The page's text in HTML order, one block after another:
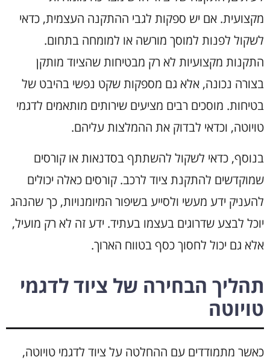
מקצועית. אם יש ספקות לגבי ההתקנה העצמית, כדאי
לשקול לפנות למוסך מורשה או למומחה בתחום.
התקנות מקצועיות לא רק מבטיחות שהציוד מותקן
בצורה נכונה, אלא גם מספקות שקט נפשי בהיבט של
בטיחות. מוסכים רבים מציעים שירותים מותאמים לדגמי
טויוטה, וכדאי לבדוק את ההמלצות עליהם.
בנוסף, כדאי לשקול להשתתף בסדנאות או קורסים
שמוקדשים להתקנת ציוד לרכב. קורסים כאלה יכולים
להעניק ידע מעשי ולסייע בשיפור המיומנויות, כך שהנהג
יוכל לבצע שדרוגים בעצמו בעתיד. ידע זה לא רק מועיל,
אלא גם יכול לחסוך כסף בטווח הארוך.
תהליך הבחירה של ציוד לדגמי
טויוטה
כאשר מתמודדים עם ההחלטה על ציוד לדגמי טויוטה,